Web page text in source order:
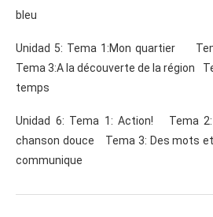
bleu
Unidad 5: Tema 1:Mon quartier
Tema 3:A la découverte de la région
temps
Unidad 6: Tema 1: Action! Tema
chanson douce Tema 3: Des mots
communique